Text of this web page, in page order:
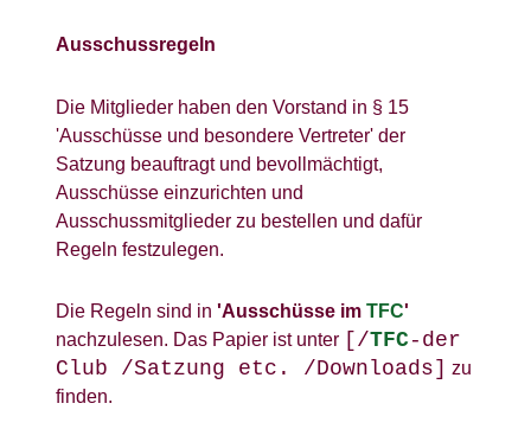
Ausschussregeln
Die Mitglieder haben den Vorstand in § 15
'Ausschüsse und besondere Vertreter' der
Satzung beauftragt und bevollmächtigt,
Ausschüsse einzurichten und
Ausschussmitglieder zu bestellen und dafür
Regeln festzulegen.
Die Regeln sind in 'Ausschüsse im TFC'
nachzulesen. Das Papier ist unter [/TFC-der
Club /Satzung etc. /Downloads] zu
finden.